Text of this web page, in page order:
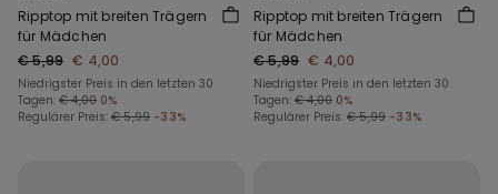
Ripptop mit breiten Trägern
für Mädchen
€ 5,99 € 4,00
Niedrigster Preis in den letzten 30
Tagen: € 4,00 0%
Regulärer Preis: € 5,99 -33%
Ripptop mit breiten Trägern
für Mädchen
€ 5,99 € 4,00
Niedrigster Preis in den letzten 30
Tagen: € 4,00 0%
Regulärer Preis: € 5,99 -33%